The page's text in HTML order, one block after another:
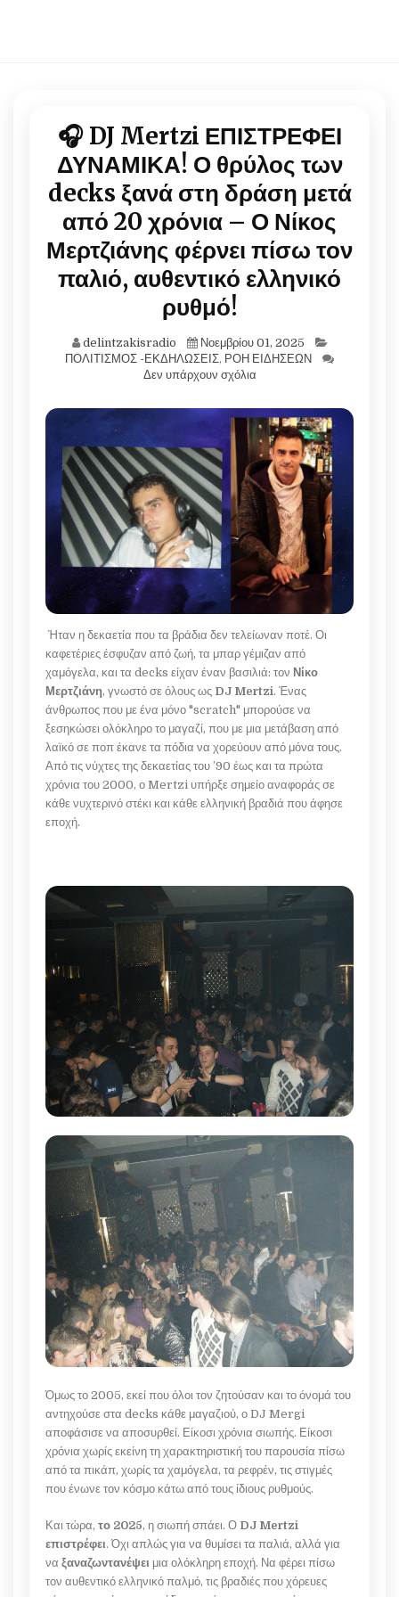
🎧 DJ Mertzi ΕΠΙΣΤΡΕΦΕΙ
ΔΥΝΑΜΙΚΑ! Ο θρύλος των
decks ξανά στη δράση μετά
από 20 χρόνια – Ο Νίκος
Μερτζιάνης φέρνει πίσω τον
παλιό, αυθεντικό ελληνικό
ρυθμό!
delintzakisradio
Νοεμβρίου 01, 2025
ΠΟΛΙΤΙΣΜΟΣ -ΕΚΔΗΛΩΣΕΙΣ, ΡΟΗ ΕΙΔΗΣΕΩΝ
Δεν υπάρχουν σχόλια
Ήταν η δεκαετία που τα βράδια δεν τελείωναν ποτέ. Οι
καφετέριες έσφυζαν από ζωή, τα μπαρ γέμιζαν από
χαμόγελα, και τα decks είχαν έναν βασιλιά: τον Νίκο
Μερτζιάνη, γνωστό σε όλους ως DJ Mertzi. Ένας
άνθρωπος που με ένα μόνο "scratch" μπορούσε να
ξεσηκώσει ολόκληρο το μαγαζί, που με μια μετάβαση από
λαϊκό σε ποπ έκανε τα πόδια να χορεύουν από μόνα τους.
Από τις νύχτες της δεκαετίας του ’90 έως και τα πρώτα
χρόνια του 2000, ο Mertzi υπήρξε σημείο αναφοράς σε
κάθε νυχτερινό στέκι και κάθε ελληνική βραδιά που άφησε
εποχή.
Όμως το 2005, εκεί που όλοι τον ζητούσαν και το όνομά του
αντηχούσε στα decks κάθε μαγαζιού, ο DJ Mergi
αποφάσισε να αποσυρθεί. Είκοσι χρόνια σιωπής. Είκοσι
χρόνια χωρίς εκείνη τη χαρακτηριστική του παρουσία πίσω
από τα πικάπ, χωρίς τα χαμόγελα, τα ρεφρέν, τις στιγμές
που ένωνε τον κόσμο κάτω από τους ίδιους ρυθμούς.
Και τώρα, το 2025, η σιωπή σπάει. Ο DJ Mertzi
επιστρέφει. Όχι απλώς για να θυμίσει τα παλιά, αλλά για
να ξαναζωντανέψει μια ολόκληρη εποχή. Να φέρει πίσω
τον αυθεντικό ελληνικό παλμό, τις βραδιές που χόρευες